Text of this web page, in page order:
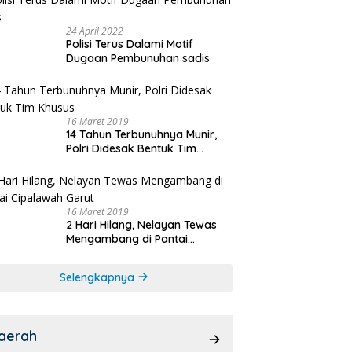
24 April 2022
Polisi Terus Dalami Motif
Dugaan Pembunuhan sadis
16 Maret 2019
14 Tahun Terbunuhnya Munir,
Polri Didesak Bentuk Tim
16 Maret 2019
2 Hari Hilang, Nelayan Tewas
Mengambang di Pantai
Selengkapnya